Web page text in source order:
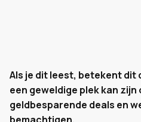
Als je dit leest, betekent dit
een geweldige plek kan
geldbesparende deals en